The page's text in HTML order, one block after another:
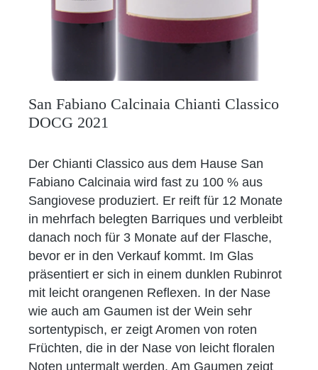
San Fabiano Calcinaia Chianti Classico
DOCG 2021
Der Chianti Classico aus dem Hause San
Fabiano Calcinaia wird fast zu 100 % aus
Sangiovese produziert. Er reift für 12 Monate
in mehrfach belegten Barriques und verbleibt
danach noch für 3 Monate auf der Flasche,
bevor er in den Verkauf kommt. Im Glas
präsentiert er sich in einem dunklen Rubinrot
mit leicht orangenen Reflexen. In der Nase
wie auch am Gaumen ist der Wein sehr
sortentypisch, er zeigt Aromen von roten
Früchten, die in der Nase von leicht floralen
Noten untermalt werden. Am Gaumen zeigt